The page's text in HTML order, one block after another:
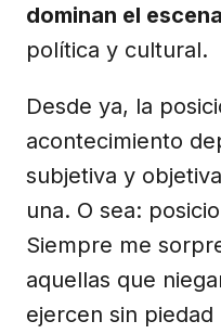
dominan el
política y cultural.
Desde ya, la
acontecimiento
subjetiva y
una. O sea:
Siempre me
aquellas que
ejercen sin